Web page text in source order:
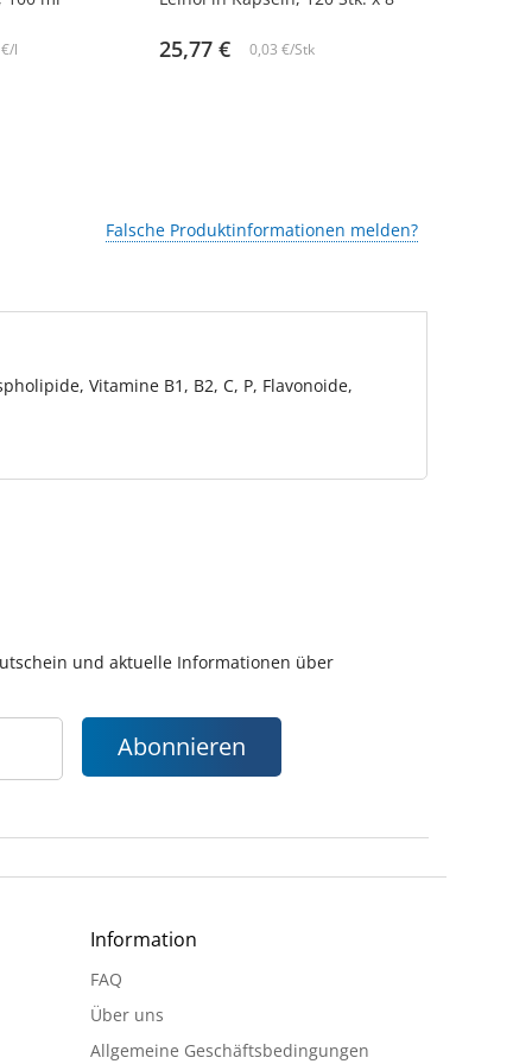
l 25,77 € 0,03 €/Stk
Falsche Produktinformationen melden?
Vitamine B1, B2, C, P, Flavonoide,
und aktuelle Informationen über
Abonnieren
Information
FAQ
Über uns
Allgemeine Geschäftsbedingungen